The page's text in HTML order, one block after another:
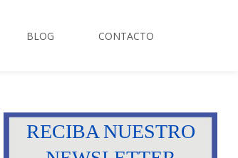
BLOG CONTACTO
RECIBA NUESTRO